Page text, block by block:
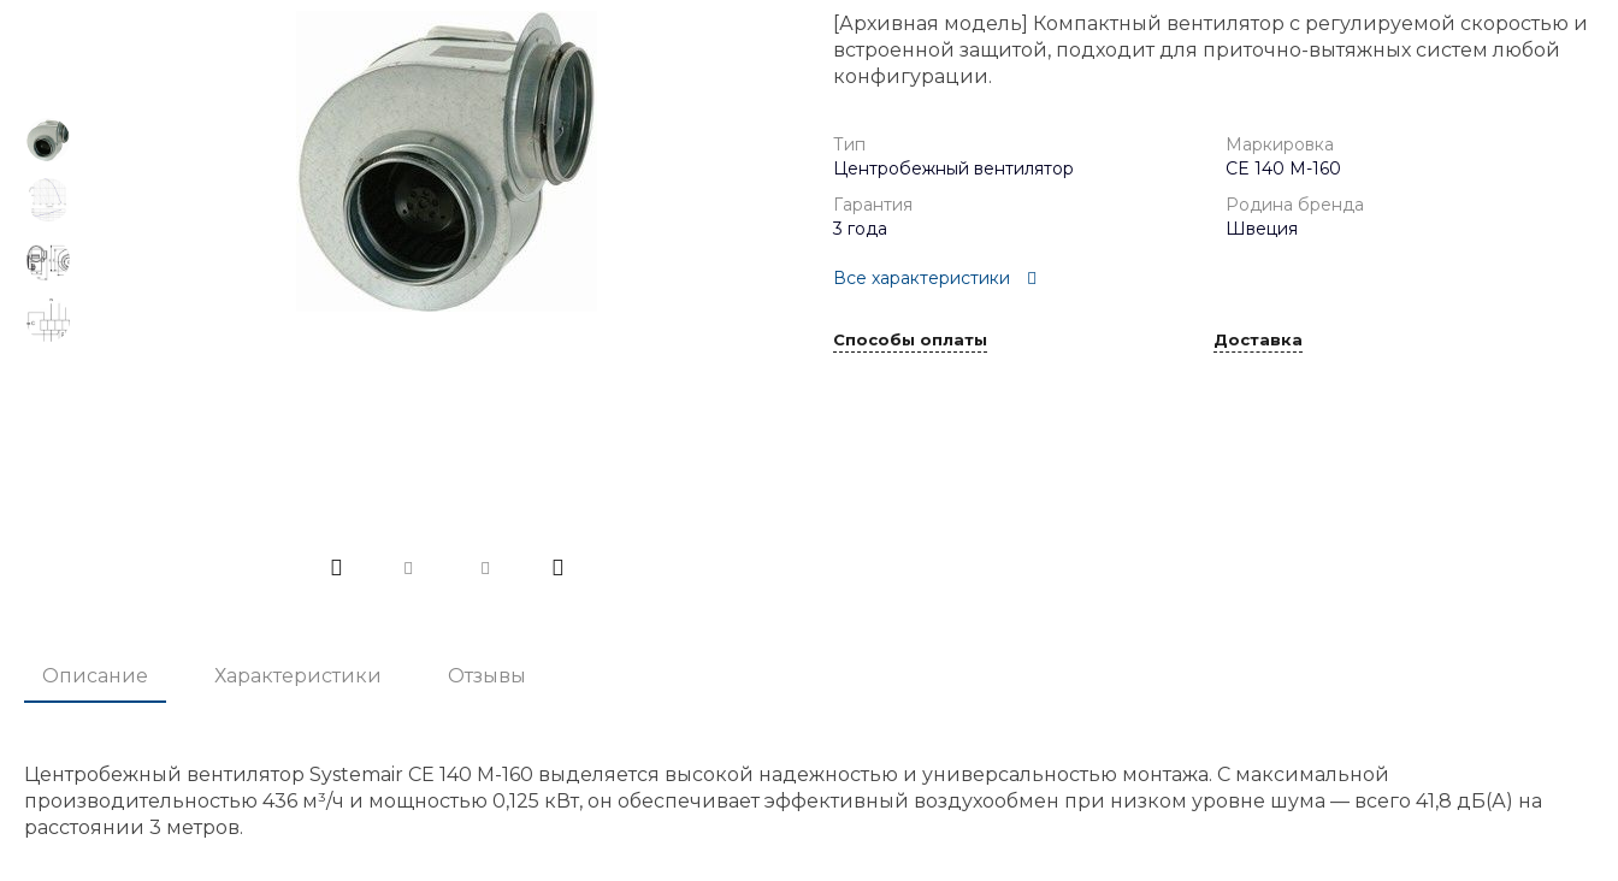
[Архивная модель] Компактный вентилятор с регулируемой скоростью и
встроенной защитой, подходит для приточно-вытяжных систем любой
конфигурации.
Тип
Центробежный вентилятор
Маркировка
CE 140 M-160
Гарантия
3 года
Родина бренда
Швеция
Все характеристики
Способы оплаты Доставка
Описание Характеристики Отзывы
Центробежный вентилятор Systemair CE 140 M-160 выделяется высокой надежностью и универсальностью монтажа. С максимальной
производительностью 436 м³/ч и мощностью 0,125 кВт, он обеспечивает эффективный воздухообмен при низком уровне шума — всего 41,8 дБ(А) на
расстоянии 3 метров.